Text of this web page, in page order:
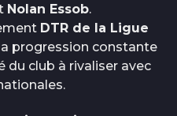
Nolan Essob.
DTR de la Ligue
progression constante
du club à rivaliser avec